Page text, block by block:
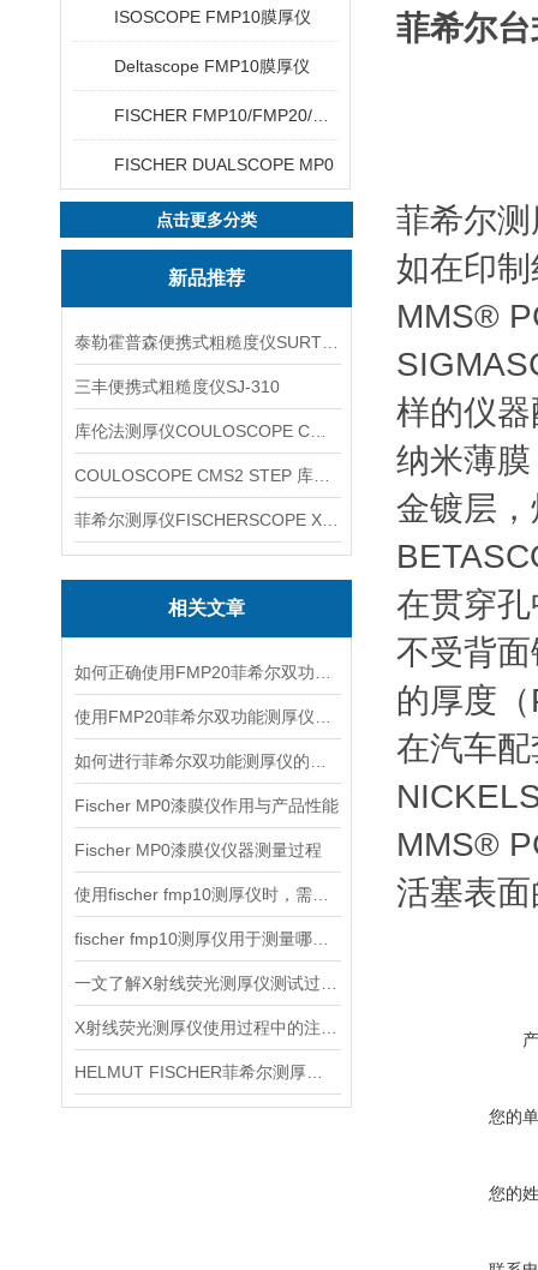
ISOSCOPE FMP10膜厚仪
Deltascope FMP10膜厚仪
FISCHER DUALSCOPE MP0
点击更多分类
新品推荐
三丰便携式粗糙度仪SJ-310
相关文章
Fischer MP0漆膜仪作用与产品性能
Fischer MP0漆膜仪仪器测量过程
菲希尔
菲希尔
如在印
MMS®
样的仪
纳米薄
金镀层
在贯穿
不受背
的厚度
在汽车
MMS®
活塞表
您的
您的